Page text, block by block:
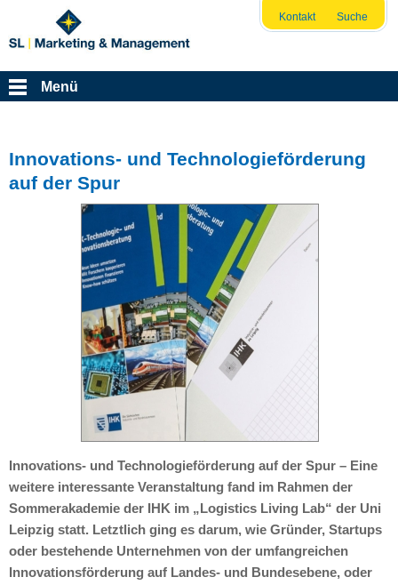
Kontakt Suche
Menü
Innovations- und Technologieförderung
auf der Spur
Innovations- und Technologieförderung auf der Spur – Eine
weitere interessante Veranstaltung fand im Rahmen der
Sommerakademie der IHK im „Logistics Living Lab“ der Uni
Leipzig statt. Letztlich ging es darum, wie Gründer, Startups
oder bestehende Unternehmen von der umfangreichen
Innovationsförderung auf Landes- und Bundesebene, oder